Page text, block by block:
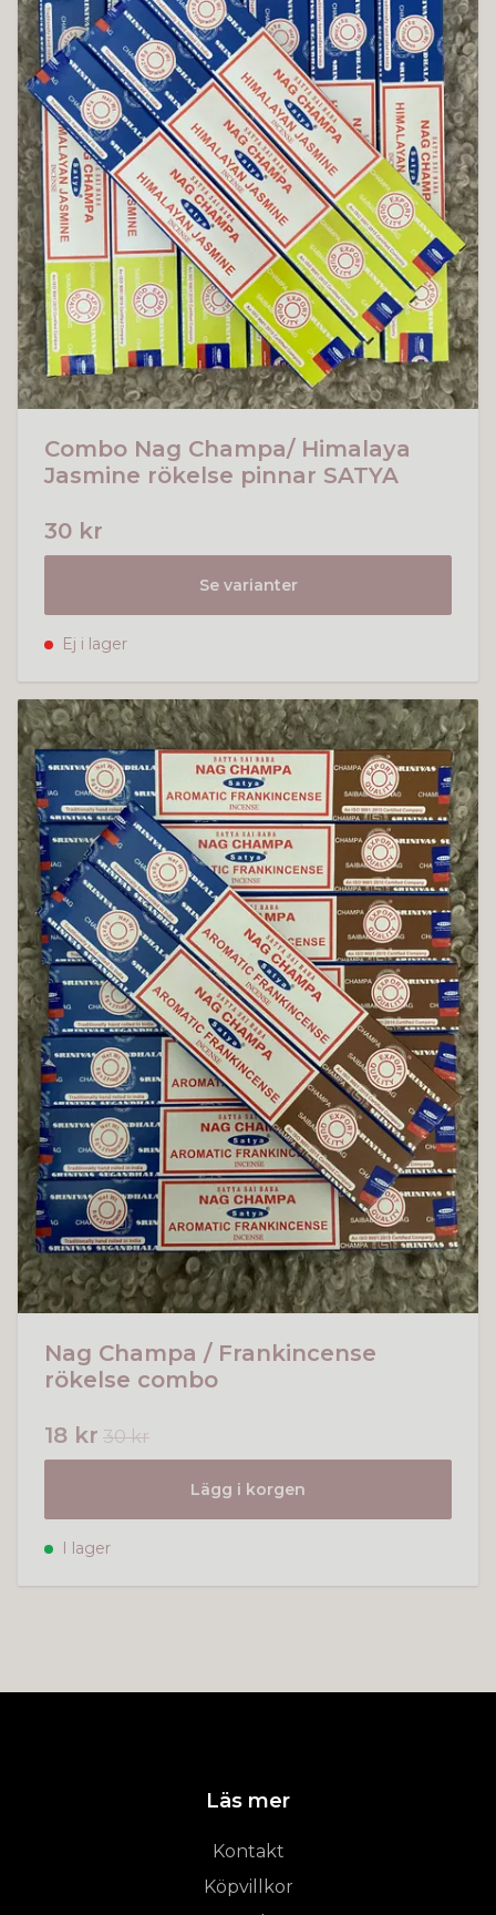
Combo Nag Champa/ Himalaya
Jasmine rökelse pinnar SATYA
30 kr
Se varianter
Ej i lager
Nag Champa / Frankincense
rökelse combo
18 kr 30 kr
Lägg i korgen
I lager
Läs mer
Kontakt
Köpvillkor